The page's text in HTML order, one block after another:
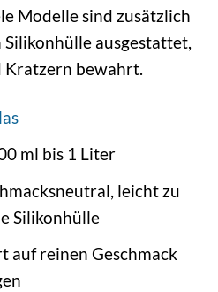
Modelle sind zusätzlich
ausgestattet,
Kratzern bewahrt.
ml bis 1 Liter
leicht zu
Silikonhülle
auf reinen Geschmack